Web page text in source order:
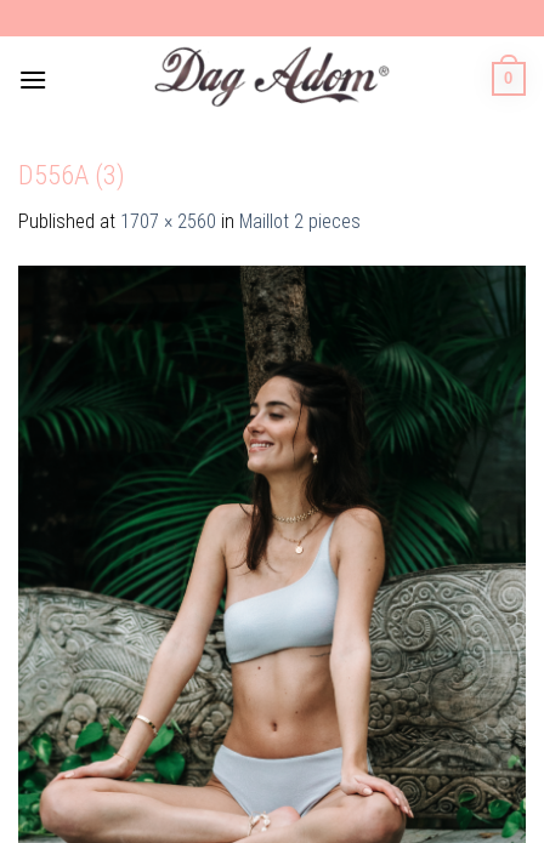
to
content
0
D556A (3)
Published at 1707 × 2560 in Maillot 2 pieces